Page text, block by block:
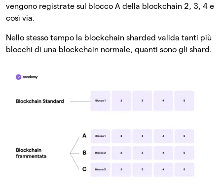
vengono registrate sul blocco A della blockchain 2, 3, 4 e
così via.
Nello stesso tempo la blockchain sharded valida tanti più
blocchi di una blockchain normale, quanti sono gli shard.